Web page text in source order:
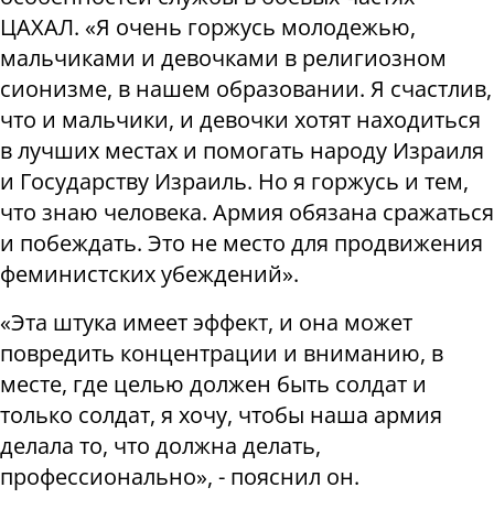
ЦАХАЛ. «Я очень горжусь молодежью,
мальчиками и девочками в религиозном
сионизме, в нашем образовании. Я счастлив,
что и мальчики, и девочки хотят находиться
в лучших местах и ​​помогать народу Израиля
и Государству Израиль. Но я горжусь и тем,
что знаю человека. Армия обязана сражаться
и побеждать. Это не место для продвижения
феминистских убеждений».
«Эта штука имеет эффект, и она может
повредить концентрации и вниманию, в
месте, где целью должен быть солдат и
только солдат, я хочу, чтобы наша армия
делала то, что должна делать,
профессионально», - пояснил он.